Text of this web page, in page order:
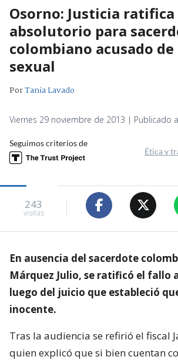
Osorno: Justicia
absolutorio para
colombiano acusado de
sexual
PorTania Lavado
Viernes 29 noviembre de 2013 | Publicado
Seguimos criterios de
Ética y
243
visitas
En ausencia del sacerdote
Márquez Julio, se ratificó el fallo
luego del juicio que estableció
inocente.
Tras la audiencia se refirió el fiscal
quien explicó que si bien cuentan